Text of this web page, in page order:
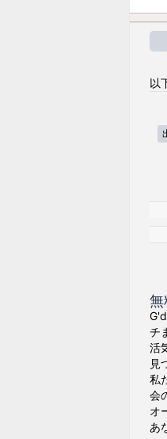
以
無
チ
活
見
私
会
オ
あ